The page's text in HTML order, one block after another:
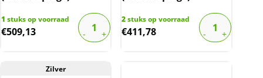
1 stuks op voorraad
€509,13
2stuks op voorraad
€411,78
Zilver